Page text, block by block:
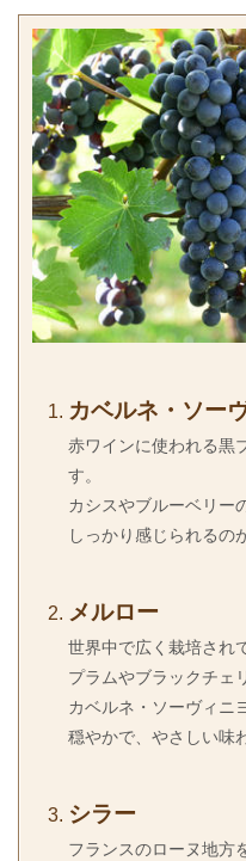
カベルネ・ソー
赤ワインに使われる黒
す。
カシスやブルーベリー
しっかり感じられるの
メルロー
世界中で広く栽培され
プラムやブラックチェ
カベルネ・ソーヴィニ
穏やかで、やさしい味
シラー
フランスのローヌ地方